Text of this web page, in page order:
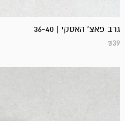
גרב פאצ' האסקי | 36-40
₪39